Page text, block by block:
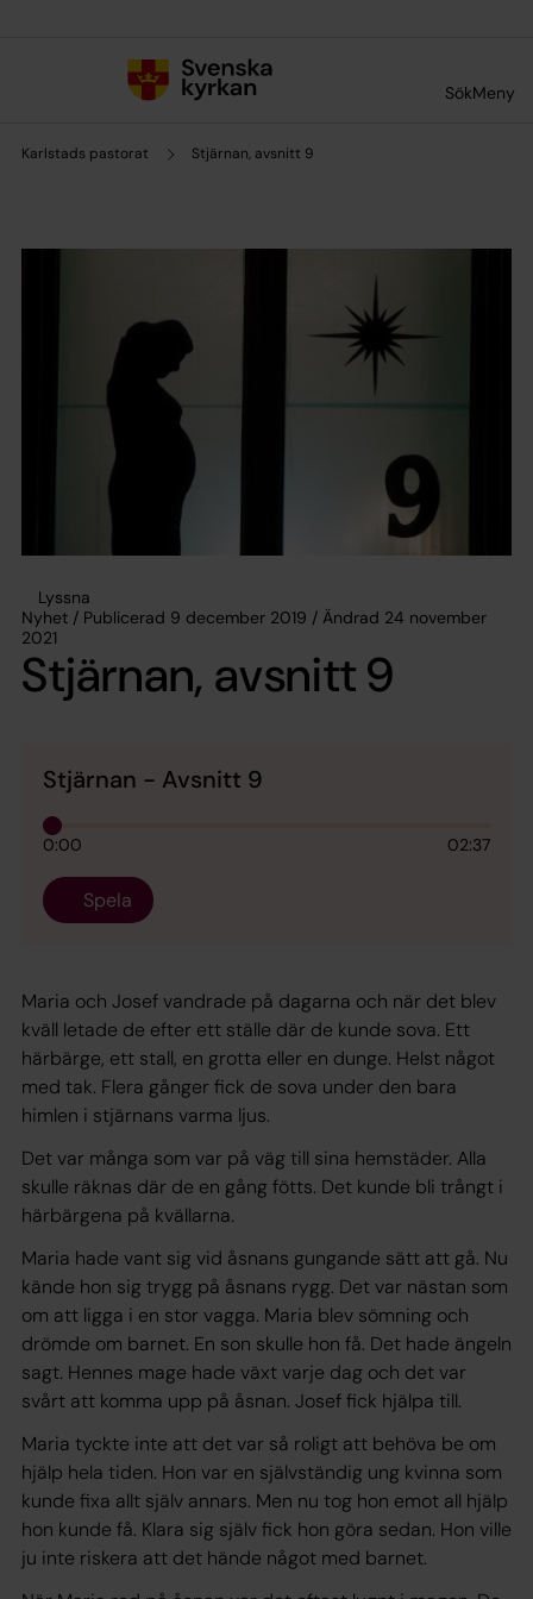
SökMeny
Karlstads pastorat Stjärnan, avsnitt 9
Lyssna
Nyhet / Publicerad 9 december 2019 / Ändrad 24 november
2021
Stjärnan, avsnitt 9
Stjärnan - Avsnitt 9
0:00 02:37
Spela
Maria och Josef vandrade på dagarna och när det blev
kväll letade de efter ett ställe där de kunde sova. Ett
härbärge, ett stall, en grotta eller en dunge. Helst något
med tak. Flera gånger fick de sova under den bara
himlen i stjärnans varma ljus.
Det var många som var på väg till sina hemstäder. Alla
skulle räknas där de en gång fötts. Det kunde bli trångt i
härbärgena på kvällarna.
Maria hade vant sig vid åsnans gungande sätt att gå. Nu
kände hon sig trygg på åsnans rygg. Det var nästan som
om att ligga i en stor vagga. Maria blev sömning och
drömde om barnet. En son skulle hon få. Det hade ängeln
sagt. Hennes mage hade växt varje dag och det var
svårt att komma upp på åsnan. Josef fick hjälpa till.
Maria tyckte inte att det var så roligt att behöva be om
hjälp hela tiden. Hon var en självständig ung kvinna som
kunde fixa allt själv annars. Men nu tog hon emot all hjälp
hon kunde få. Klara sig själv fick hon göra sedan. Hon ville
ju inte riskera att det hände något med barnet.